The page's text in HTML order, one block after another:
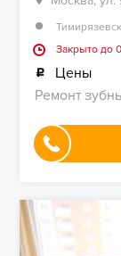
Закрыто до
Цены
Ремонт